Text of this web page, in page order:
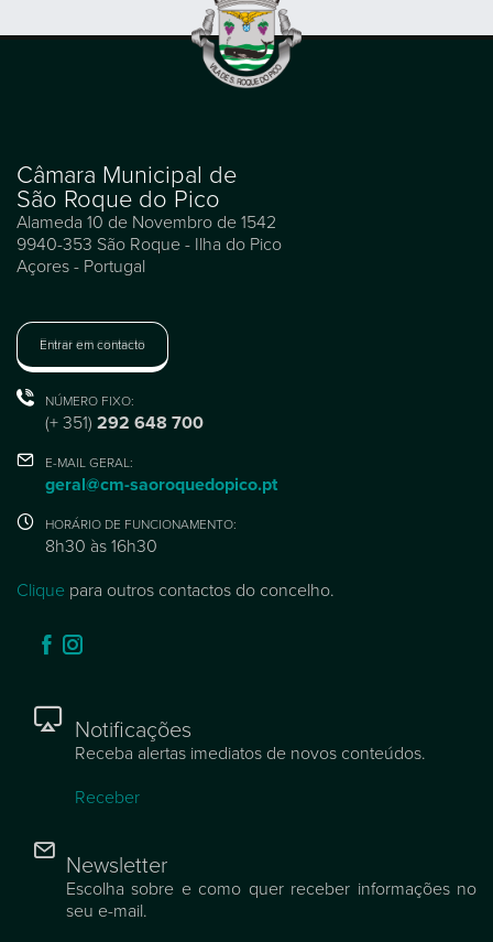
Câmara Municipal de
São Roque do Pico
Alameda 10 de Novembro de 1542
9940-353 São Roque - Ilha do Pico
Açores - Portugal
Entrar em contacto
NÚMERO FIXO:
(+ 351) 292 648 700
E-MAIL GERAL:
geral@cm-saoroquedopico.pt
HORÁRIO DE FUNCIONAMENTO:
8h30 às 16h30
Clique para outros contactos do concelho.
Notificações
Receba alertas imediatos de novos conteúdos.
Receber
Newsletter
Escolha sobre e como quer receber informações no
seu e-mail.